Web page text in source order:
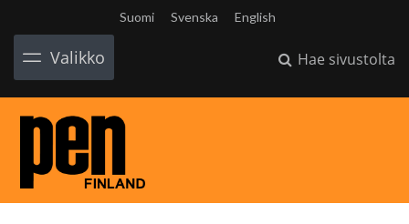
Suomi Svenska English
Valikko Hae sivustolta